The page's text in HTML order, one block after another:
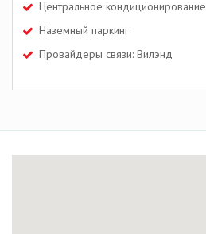
Центральное кондиционирование
Наземный паркинг
Провайдеры связи: Вилэнд